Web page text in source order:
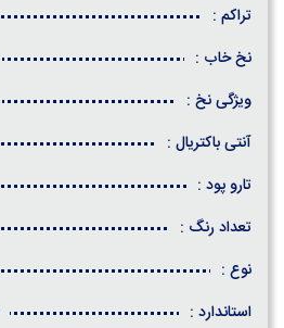
تراکم :
نخ خاب :
ویژگی نخ :
آنتی باکتریال :
تارو پود :
تعداد رنگ :
نوع :
استاندارد :